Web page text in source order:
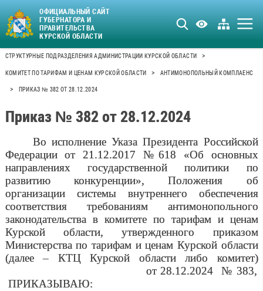
ОФИЦИАЛЬНЫЙ САЙТ
ГУБЕРНАТОРА И
ПРАВИТЕЛЬСТВА
КУРСКОЙ ОБЛАСТИ
СТРУКТУРНЫЕ ПОДРАЗДЕЛЕНИЯ АДМИНИСТРАЦИИ КУРСКОЙ ОБЛАСТИ >
КОМИТЕТ ПО ТАРИФАМ И ЦЕНАМ КУРСКОЙ ОБЛАСТИ > АНТИМОНОПОЛЬНЫЙ КОМПЛАЕНС
> ПРИКАЗ № 382 ОТ 28.12.2024
Приказ № 382 от 28.12.2024
Во исполнение Указа Президента Российской
Федерации от 21.12.2017 №618 «Об основных
направлениях государственной политики по
развитию конкуренции», Положения об
организации системы внутреннего обеспечения
соответствия требованиям антимонопольного
законодательства в комитете по тарифам и ценам
Курской области, утвержденного приказом
Министерства по тарифам и ценам Курской области
(далее – КТЦ Курской области либо комитет)
от 28.12.2024 № 383,
ПРИКАЗЫВАЮ: